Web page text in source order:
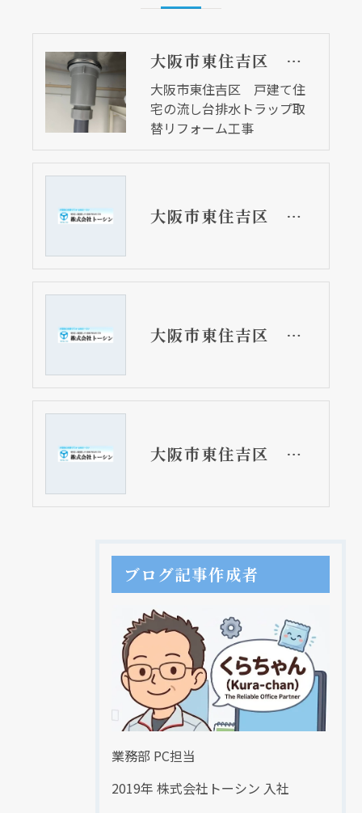
大阪市東住吉区 戸建て住宅の流し台排水トラップ取替リフォーム工事
大阪市東住吉区 戸建て住
宅の流し台排水トラップ取
替リフォーム工事
大阪市東住吉区 戸建て住宅の排水管詰まり通貫工事 床に溢れて来ました
大阪市東住吉区 マンションの流し台取替リフォーム工事
大阪市東住吉区 戸建て住宅の浴室内土間（洗い場）排水トラップ取替工事
ブログ記事作成者
業務部 PC担当
2019年 株式会社トーシン 入社